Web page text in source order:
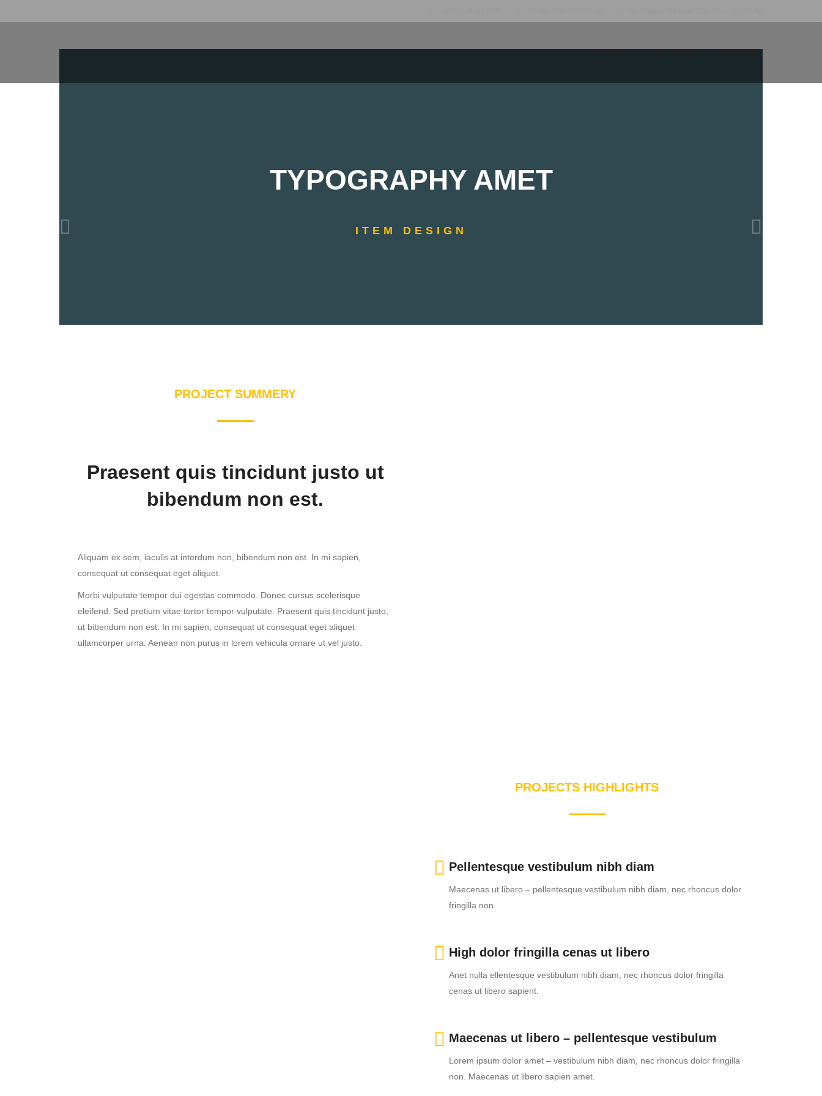
TYPOGRAPHY AMET
ITEM DESIGN
PROJECT SUMMERY
Praesent quis tincidunt justo ut
bibendum non est.
Aliquam ex sem, iaculis at interdum non, bibendum non est. In mi sapien,
consequat ut consequat eget aliquet.
Morbi vulputate tempor dui egestas commodo. Donec cursus scelerisque
eleifend. Sed pretium vitae tortor tempor vulputate. Praesent quis tincidunt justo,
ut bibendum non est. In mi sapien, consequat ut consequat eget aliquet
ullamcorper urna. Aenean non purus in lorem vehicula ornare ut vel justo.
PROJECTS HIGHLIGHTS
Pellentesque vestibulum nibh diam
Maecenas ut libero – pellentesque vestibulum nibh diam, nec rhoncus dolor
fringilla non.
High dolor fringilla cenas ut libero
Anet nulla ellentesque vestibulum nibh diam, nec rhoncus dolor fringilla
cenas ut libero sapient.
Maecenas ut libero – pellentesque vestibulum
Lorem ipsum dolor amet – vestibulum nibh diam, nec rhoncus dolor fringilla
non. Maecenas ut libero sapien amet.